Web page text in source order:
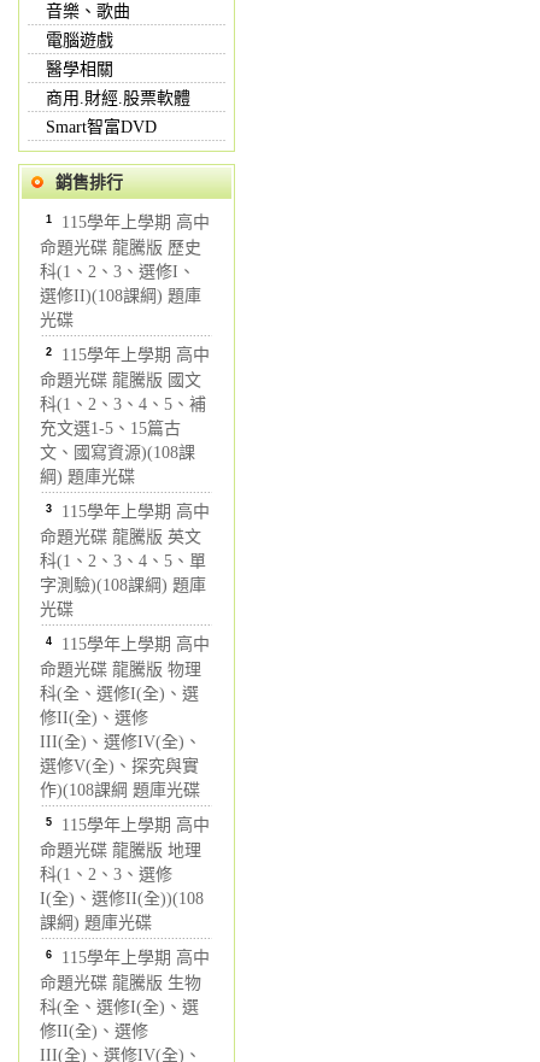
音樂、歌曲
電腦遊戲
醫學相關
商用.財經.股票軟體
Smart智富DVD
銷售排行
1 115學年上學期 高中
命題光碟 龍騰版 歷史
科(1、2、3、選修I、
選修II)(108課綱) 題庫
光碟
2 115學年上學期 高中
命題光碟 龍騰版 國文
科(1、2、3、4、5、補
充文選1-5、15篇古
文、國寫資源)(108課
綱) 題庫光碟
3 115學年上學期 高中
命題光碟 龍騰版 英文
科(1、2、3、4、5、單
字測驗)(108課綱) 題庫
光碟
4 115學年上學期 高中
命題光碟 龍騰版 物理
科(全、選修I(全)、選
修II(全)、選修
III(全)、選修IV(全)、
選修V(全)、探究與實
作)(108課綱 題庫光碟
5 115學年上學期 高中
命題光碟 龍騰版 地理
科(1、2、3、選修
I(全)、選修II(全))(108
課綱) 題庫光碟
6 115學年上學期 高中
命題光碟 龍騰版 生物
科(全、選修I(全)、選
修II(全)、選修
III(全)、選修IV(全)、